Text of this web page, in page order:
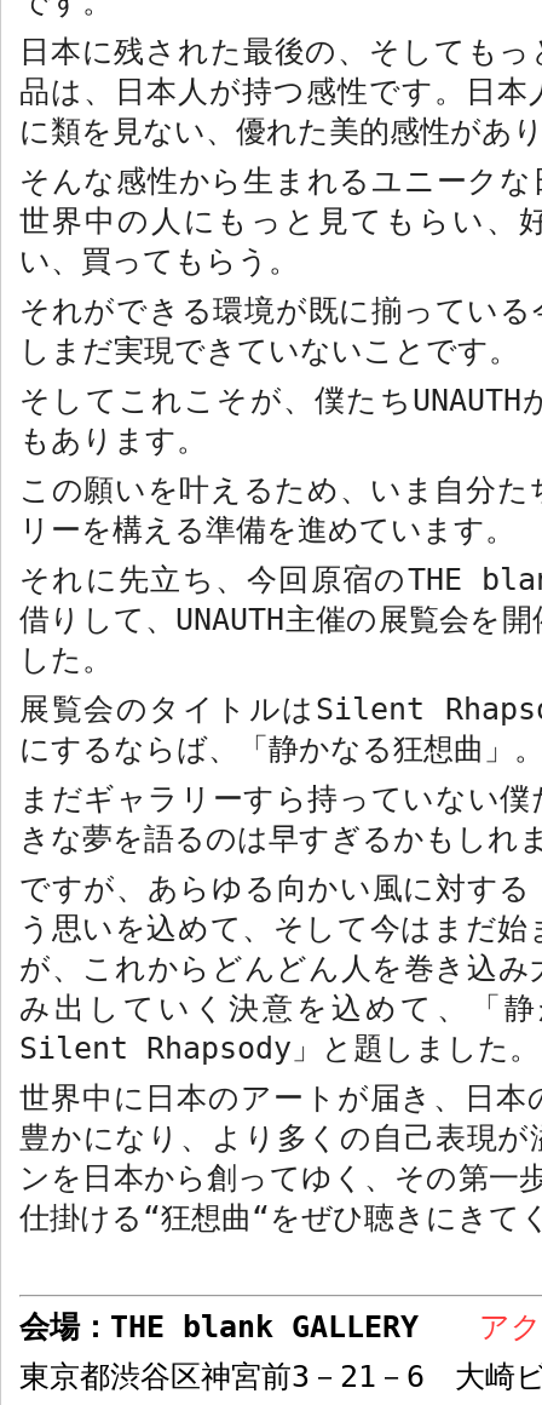
日本に残された最後の、そしても
品は、日本人が持つ感性です。日
に類を見ない、優れた美的感性があ
そんな感性から生まれるユニーク
世界中の人にもっと見てもらい、
い、買ってもらう。
それができる環境が既に揃ってい
しまだ実現できていないことです。
そしてこれこそが、僕たち UNAUTH
もあります。
この願いを叶えるため、いま自分
リーを構える準備を進めています。
それに先立ち、今回原宿のTHE
借りして、 UNAUTH主催の展覧会を
した。
展覧会のタイトルは Silent
にするならば、「静かなる狂想曲」
まだギャラリーすら持っていない
きな夢を語るのは早すぎるかもしれ
ですが、あらゆる向かい風に対す
う思いを込めて、そして今はまだ
が、これからどんどん人を巻き込
み出していく決意を込めて、「
Silent Rhapsody 」と題しました。
世界中に日本のアートが届き、日
豊かになり、より多くの自己表現
ンを日本から創ってゆく、その第一
仕掛ける “狂想曲“をぜひ聴きにきて
会場： THE blank GALLERY
ア
東京都渋谷区神宮前3 － 21 － 6 大崎